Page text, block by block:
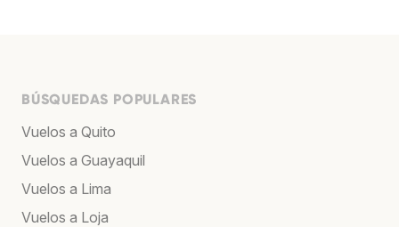
BÚSQUEDAS POPULARES
Vuelos a Quito
Vuelos a Guayaquil
Vuelos a Lima
Vuelos a Loja